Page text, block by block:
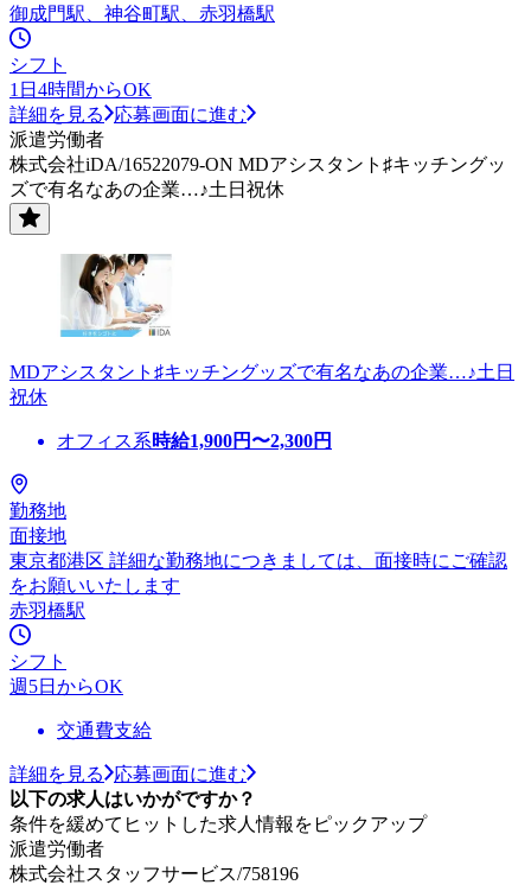
御成門駅、神谷町駅、赤羽橋駅
シフト
1日4時間からOK
詳細を見る
応募画面に進む
派遣労働者
株式会社iDA/16522079-ON MDアシスタント♯キッチングッ
ズで有名なあの企業…♪土日祝休
MDアシスタント♯キッチングッズで有名なあの企業…♪土日
祝休
オフィス系時給1,900円〜2,300円
勤務地
面接地
東京都港区 詳細な勤務地につきましては、面接時にご確認
をお願いいたします
赤羽橋駅
シフト
週5日からOK
交通費支給
詳細を見る
応募画面に進む
以下の求人はいかがですか？
条件を緩めてヒットした求人情報をピックアップ
派遣労働者
株式会社スタッフサービス/758196